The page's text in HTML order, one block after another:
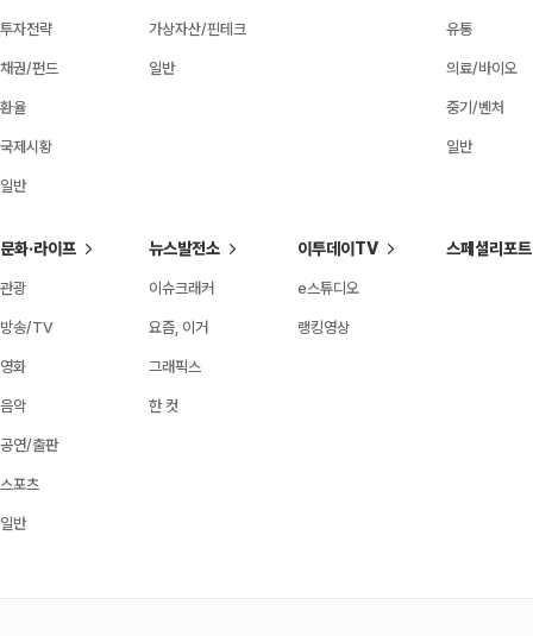
투자전략
채권/펀드
환율
국제시황
일반
가상자산/핀테크
일반
유통
의료/바이오
중기/벤처
일반
문화·라이프
관광
방송/TV
영화
음악
공연/출판
스포츠
일반
뉴스발전소
이슈크래커
요즘, 이거
그래픽스
한 컷
이투데이TV
e스튜디오
랭킹영상
스페셜리포트